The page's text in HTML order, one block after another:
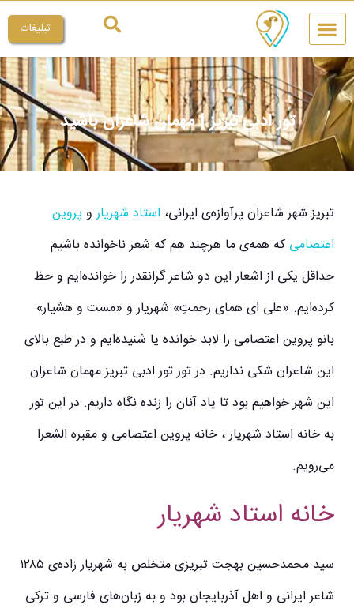
تبلیغات
تور ادبی تبریز | مهمان شاعران باشید
تبریز شهر شاعران پرآوازه‌ی ایرانی، استاد شهریاروپروین
اعتصامی که همه‌ی ما هرچند هم که شعر ناخوانده باشیم
حداقل یکی از اشعار این دو شاعر گرانقدر را خوانده‌ایم و حظ
کرده‌ایم. «علی ای همای رحمتِ» شهریار و «مست و هشیار»
بانو پروین اعتصامی را لابد خوانده یا شنیده‌ایم و در طبع بالای
این شاعران شکی نداریم. در تور تور ادبی تبریز مهمان شاعران
این شهر خواهیم بود تا یاد آنان را زنده نگاه داریم. در این تور
به خانه استاد شهریار ، خانه پروین اعتصامی و مقبره الشعرا
می‌رویم.
خانه استاد شهریار
سید محمدحسین بهجت تبریزی متخلص به شهریار زاده‌ی ۱۲۸۵
شاعر ایرانی و اهل آذربایجان بود و به زبان‌های فارسی و ترکی